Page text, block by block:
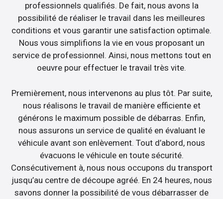
professionnels qualifiés. De fait, nous avons la
possibilité de réaliser le travail dans les meilleures
conditions et vous garantir une satisfaction optimale.
Nous vous simplifions la vie en vous proposant un
service de professionnel. Ainsi, nous mettons tout en
oeuvre pour effectuer le travail très vite.
Premièrement, nous intervenons au plus tôt. Par suite,
nous réalisons le travail de manière efficiente et
générons le maximum possible de débarras. Enfin,
nous assurons un service de qualité en évaluant le
véhicule avant son enlèvement. Tout d’abord, nous
évacuons le véhicule en toute sécurité.
Consécutivement à, nous nous occupons du transport
jusqu’au centre de découpe agréé. En 24 heures, nous
savons donner la possibilité de vous débarrasser de